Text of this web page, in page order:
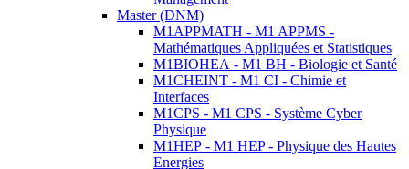
Master (DNM)
M1APPMATH - M1 APPMS -
Mathématiques Appliquées et Statistiques
M1BIOHEA - M1 BH - Biologie et Santé
M1CHEINT - M1 CI - Chimie et
Interfaces
M1CPS - M1 CPS - Système Cyber
Physique
M1HEP - M1 HEP - Physique des Hautes
Energies